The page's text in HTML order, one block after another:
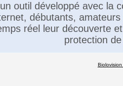
outil développé avec la
débutants,
réel leur découverte
protection
Biolovision